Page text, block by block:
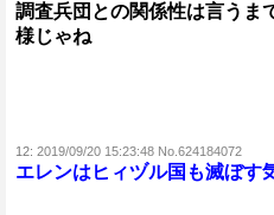
調査兵団との関係性は言うま
様じゃね
12: 2019/09/20 15:23:48 No.624184072
エレンはヒィヅル国も滅ぼす